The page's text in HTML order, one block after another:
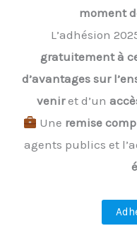
moment
L’adhésion
gratuitement à
d’avantages sur
veniret d’un
Une remise
agents publics et